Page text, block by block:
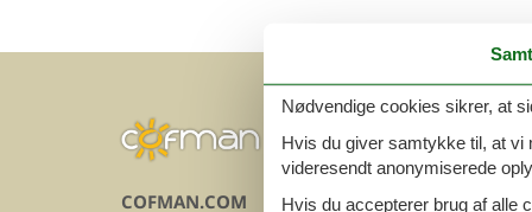
COFMAN.COM
Nødvendige cookies sikrer, at
Hvis du giver samtykke til, at vi
videresendt anonymiserede
Hvis du accepterer brug af alle